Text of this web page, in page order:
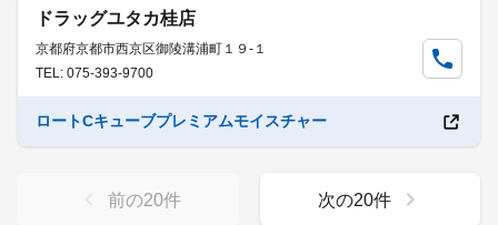
ドラッグユタカ桂店
京都府京都市西京区御陵溝浦町１９-１
TEL: 075-393-9700
ロートCキューブプレミアムモイスチャー
前の20件 次の20件